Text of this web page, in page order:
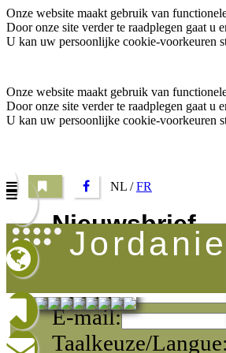
Onze website maakt gebruik van
Door onze site verder te raadplegen gaat u
U kan uw persoonlijke cookie-voorkeuren
Onze website maakt gebruik van
Door onze site verder te raadplegen gaat u
U kan uw persoonlijke cookie-voorkeuren
NL /FR
Nieuwsbrief
Vul uw e-mail adres in om
Naam:
E-mail:
Taalkeuze/Langue:
jordanie